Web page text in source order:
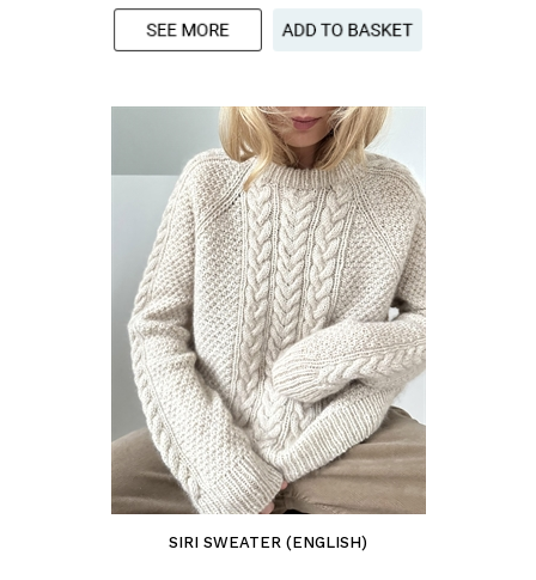
SIRI SWEATER (ENGLISH)